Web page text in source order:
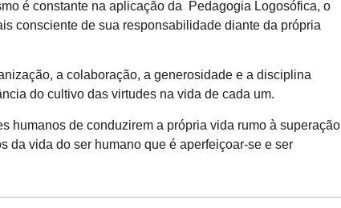
é constante na aplicação da Pedagogia Logosófica, o
consciente de sua responsabilidade diante da própria
a colaboração, a generosidade e a disciplina
do cultivo das virtudes na vida de cada um.
humanos de conduzirem a própria vida rumo à superação
da vida do ser humano que é aperfeiçoar-se e ser